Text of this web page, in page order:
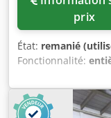
prix
État: remanié
Fonctionnalité:
universelle à outils
numérique actif 3
fabrication : 1990